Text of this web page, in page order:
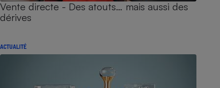
Vente directe - Des atouts… mais aussi des
dérives
ACTUALITÉ